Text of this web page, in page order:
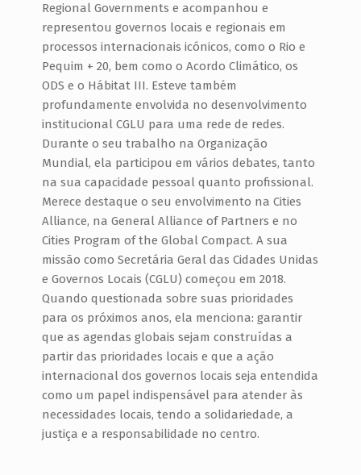
Regional Governments e acompanhou e
representou governos locais e regionais em
processos internacionais icónicos, como o Rio e
Pequim + 20, bem como o Acordo Climático, os
ODS e o Hábitat III. Esteve também
profundamente envolvida no desenvolvimento
institucional CGLU para uma rede de redes.
Durante o seu trabalho na Organização
Mundial, ela participou em vários debates, tanto
na sua capacidade pessoal quanto profissional.
Merece destaque o seu envolvimento na Cities
Alliance, na General Alliance of Partners e no
Cities Program of the Global Compact. A sua
missão como Secretária Geral das Cidades Unidas
e Governos Locais (CGLU) começou em 2018.
Quando questionada sobre suas prioridades
para os próximos anos, ela menciona: garantir
que as agendas globais sejam construídas a
partir das prioridades locais e que a ação
internacional dos governos locais seja entendida
como um papel indispensável para atender às
necessidades locais, tendo a solidariedade, a
justiça e a responsabilidade no centro.